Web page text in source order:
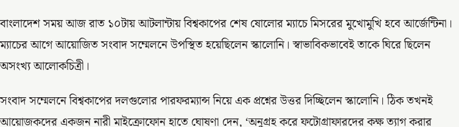
বাংলাদেশ সময় আজ রাত ১০টায় আটলান্টায় বিশ্বকাপের শেষ ষোলোর ম্যাচে মিসরের মুখোমুখি হবে আর্জেন্টিনা।
ম্যাচের আগে আয়োজিত সংবাদ সম্মেলনে উপস্থিত হয়েছিলেন স্কালোনি। স্বাভাবিকভাবেই তাকে ঘিরে ছিলেন
অসংখ্য আলোকচিত্রী।
সংবাদ সম্মেলনে বিশ্বকাপের দলগুলোর পারফরম্যান্স নিয়ে এক প্রশ্নের উত্তর দিচ্ছিলেন স্কালোনি। ঠিক তখনই
আয়োজকদের একজন নারী মাইক্রোফোন হাতে ঘোষণা দেন, ‘অনুগ্রহ করে ফটোগ্রাফারদের কক্ষ ত্যাগ করার